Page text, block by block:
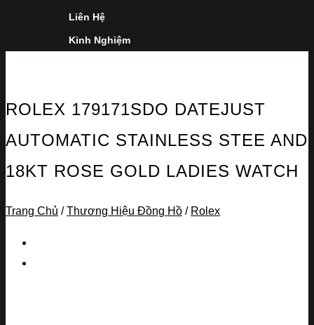
Liên Hệ
Kinh Nghiệm
ROLEX 179171SDO DATEJUST
AUTOMATIC STAINLESS STEE AND
18KT ROSE GOLD LADIES WATCH
Trang Chủ / Thương Hiệu Đồng Hồ / Rolex